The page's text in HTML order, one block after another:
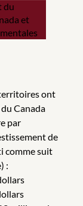
du
et
territoires ont
Canada
par
de
comme suit
: